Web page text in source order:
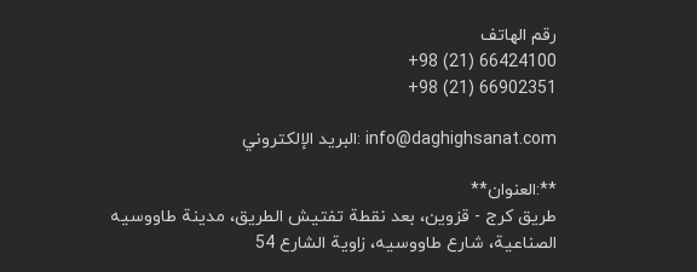
رقم الهاتف
+98 (21) 66424100
+98 (21) 66902351
البريد الإلكتروني: info@daghighsanat.com
**العنوان:**
طريق كرج - قزوين، بعد نقطة تفتيش الطريق، مدينة طاووسيه
الصناعية، شارع طاووسيه، زاوية الشارع 54